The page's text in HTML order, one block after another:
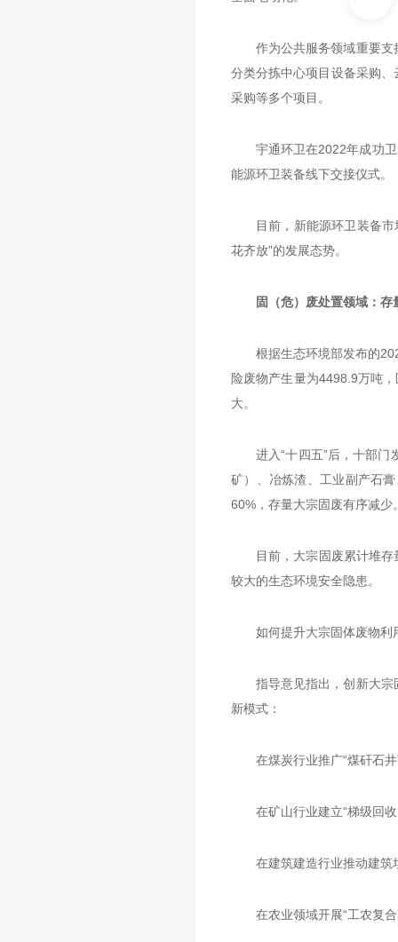
作为公共服务领域重要
分类分拣中心项目设备采购
采购等多个项目。
宇通环卫在2022年成功
能源环卫装备线下交接仪式。
目前，新能源环卫装备
花齐放”的发展态势。
固（危）废处置领域：
根据生态环境部发布的
险废物产生量为4498.9万吨
大。
进入“十四五”后，十部
矿）、冶炼渣、工业副产石
60%，存量大宗固废有序减少
目前，大宗固废累计堆
较大的生态环境安全隐患。
如何提升大宗固体废物利
指导意见指出，创新大
新模式：
在煤炭行业推广“煤矸石
在矿山行业建立“梯级回
在建筑建造行业推动建筑
在农业领域开展“工农复